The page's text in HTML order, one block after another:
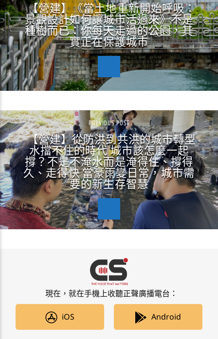
【營建】《當土地重新開始呼吸：
景觀設計如何讓城市活過來》不是
種樹而已：你每天走過的公園，其
實正在保護城市
PREVIOUS POST
【營建】從防洪到共洪的城市轉型
水擋不住的時代 城市該怎麼一起
撐？不是不淹水而是淹得住、撐得
久、走得快 當豪雨變日常，城市需
要的新生存智慧
現在，就在手機上收聽正聲廣播電台：
iOS Android